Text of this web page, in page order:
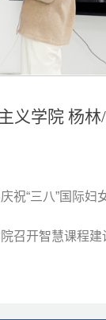
义学院 杨林
祝“三八”国际妇
召开智慧课程建